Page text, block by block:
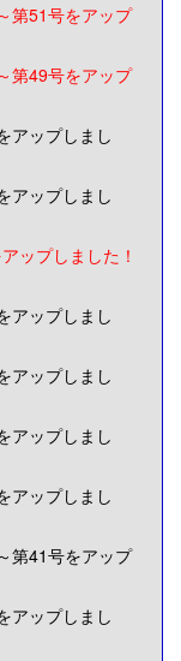
第51号をアップ
第49号をアップ
アップしまし
アップしまし
ップしました！
アップしまし
アップしまし
アップしまし
アップしまし
第41号をアップ
アップしまし